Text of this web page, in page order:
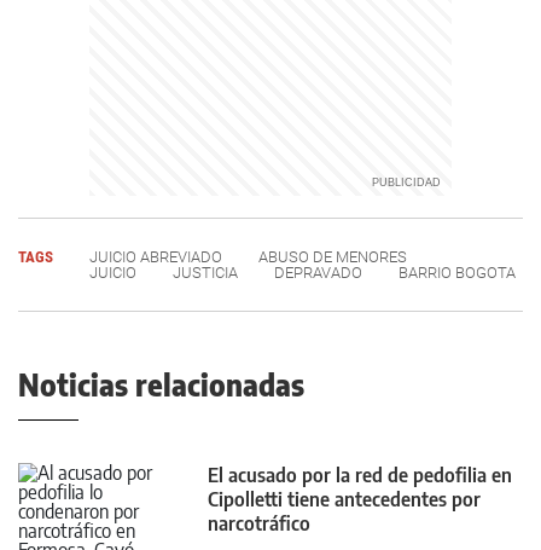
TAGS JUICIO ABREVIADO
ABUSO DE MENORES
JUICIO
JUSTICIA DEPRAVADO BARRIO BOGOTA
Noticias relacionadas
El acusado por la red de pedofilia en
Cipolletti tiene antecedentes por
narcotráfico